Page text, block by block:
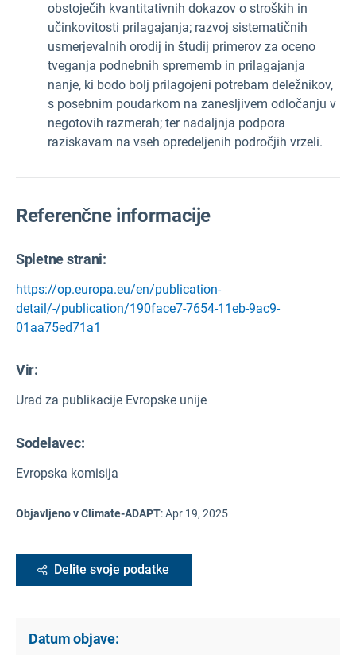
obstoječih kvantitativnih dokazov o stroških in
učinkovitosti prilagajanja; razvoj sistematičnih
usmerjevalnih orodij in študij primerov za oceno
tveganja podnebnih sprememb in prilagajanja
nanje, ki bodo bolj prilagojeni potrebam deležnikov,
s posebnim poudarkom na zanesljivem odločanju v
negotovih razmerah; ter nadaljnja podpora
raziskavam na vseh opredeljenih področjih vrzeli.
Referenčne informacije
Spletne strani:
https://op.europa.eu/en/publication-
detail/-/publication/190face7-7654-11eb-9ac9-
01aa75ed71a1
Vir:
Urad za publikacije Evropske unije
Sodelavec:
Evropska komisija
Objavljeno v Climate-ADAPT:Apr 19, 2025
Delite svoje podatke
Datum objave: